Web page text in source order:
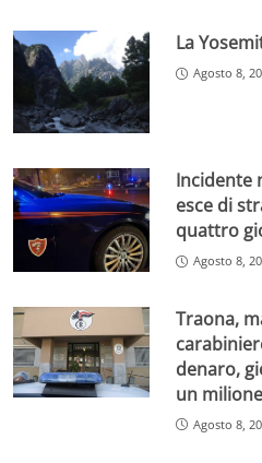
La
Agosto 8,
Incidente
esce di
quattro
Agosto 8,
Traona,
denaro,
un
Agosto 8,